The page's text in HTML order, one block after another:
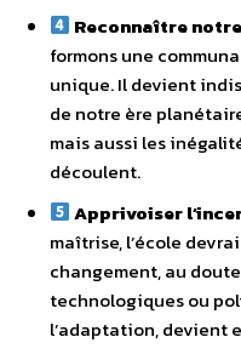
Reconnaître
formons une
unique. Il devient
de notre ère
mais aussi les
découlent.
Apprivoiser
maîtrise, l’école
changement, au
technologiques ou
l’adaptation, devient